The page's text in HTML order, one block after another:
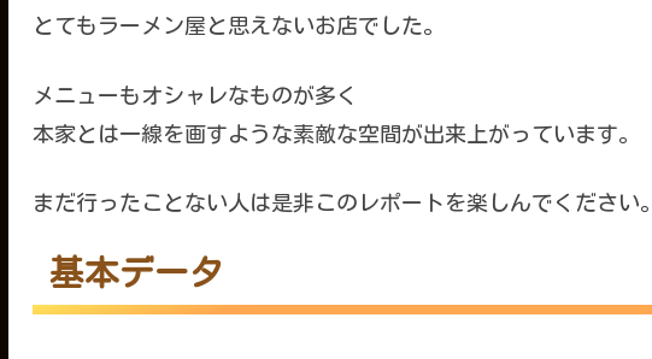
とてもラーメン屋と思えないお店でした。
メニューもオシャレなものが多く
本家とは一線を画すような素敵な空間が出来上がっています。
まだ行ったことない人は是非このレポートを楽しんでください。
基本データ